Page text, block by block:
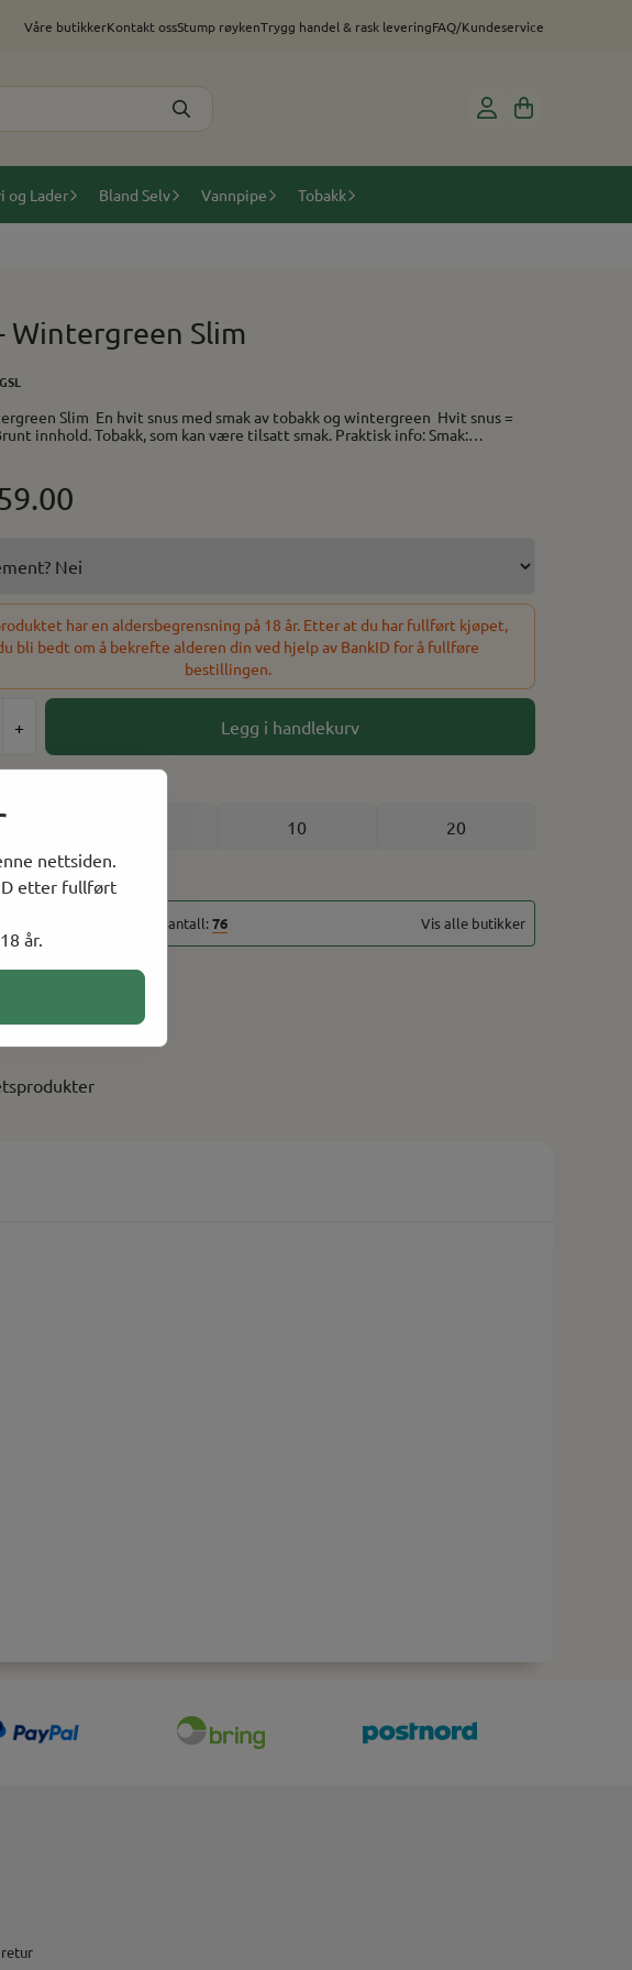
nettsiden.
etter fullført
år.
Våre butikkerKontakt ossStump røykenTrygg handel & rask leveringFAQ/Kundeservice
og Lader Bland Selv Vannpipe Tobakk
Wintergreen Slim
av tobakk og wintergreen Hvit snus =
innhold. Tobakk, som kan være tilsatt smak. Praktisk info: Smak:
15 gram Antall Porsjoner: Ca.
har en aldersbegrensning på 18 år. Etter at du har fullført kjøpet,
bli bedt om å bekrefte alderen din ved hjelp av BankID for å fullføre
bestillingen.
+ Legg i handlekurv
10 20
butikker, totalt antall:76 Vis alle butikker